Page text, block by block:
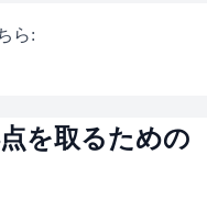
ら:
を取るための